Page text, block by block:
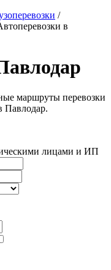
/
в
маршруты перевозки
Павлодар.
лицами и ИП